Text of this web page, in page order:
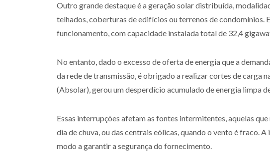
Outro grande destaque é a geração solar distribuída,
telhados, coberturas de edifícios ou terrenos de condomínios.
funcionamento, com capacidade instalada total de 32,4
No entanto, dado o excesso de oferta de energia que a
da rede de transmissão, é obrigado a realizar cortes de carga
(Absolar), gerou um desperdício acumulado de energia limpa
Essas interrupções afetam as fontes intermitentes, aquelas
dia de chuva, ou das centrais eólicas, quando o vento é fraco.
modo a garantir a segurança do fornecimento.